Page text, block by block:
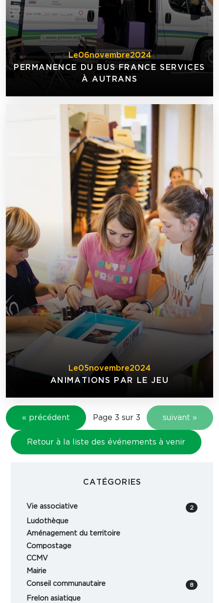
Le06novembre2024
PERMANENCE DU BUS FRANCE SERVICES
À AUTRANS
Le05novembre2024
ANIMATIONS PAR LE JEU
« précédent Page 3 sur 3 suivant »
Retour à la liste des événements à venir
CATÉGORIES
Vie associative 2
Ludothèque
Aménagement du territoire
Compostage
CCMV
Mairie
Conseil communautaire
8
Frelon asiatique